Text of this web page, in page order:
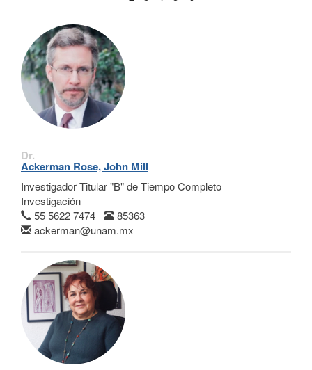
Dr.
Ackerman Rose, John Mill
Investigador Titular "B" de Tiempo Completo
Investigación
55 5622 7474
85363
ackerman@unam.mx